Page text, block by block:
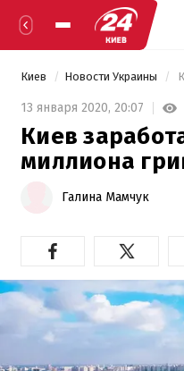
Киев Новости Украины
13 января 2020, 20:07
Киев
миллиона
Галина Мамчук